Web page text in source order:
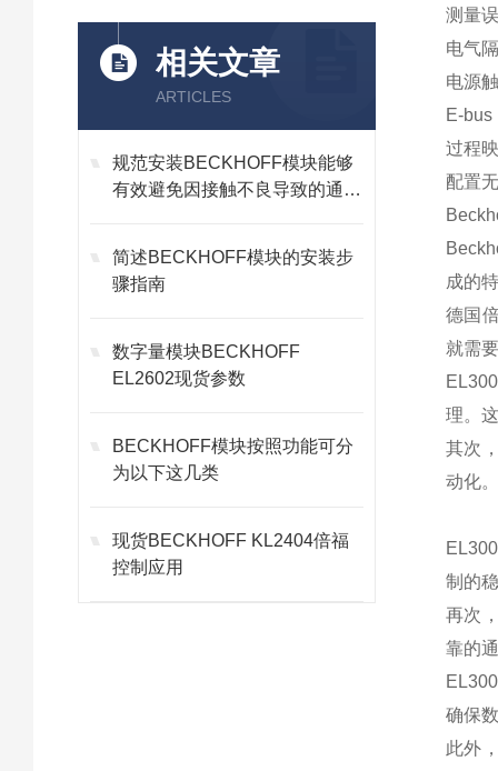
相关文章
ARTICLES
规范安装BECKHOFF模块能够
有效避免因接触不良导致的通讯
简述BECKHOFF模块的安装步
骤指南
数字量模块BECKHOFF
EL2602现货参数
BECKHOFF模块按照功能可分
为以下这几类
现货BECKHOFF KL2404倍福
控制应用
测量
电气
电源
E-bus
过程
配置
成的
德国
就需
理。
其次
动化
制的
再次
靠的
确保
此外